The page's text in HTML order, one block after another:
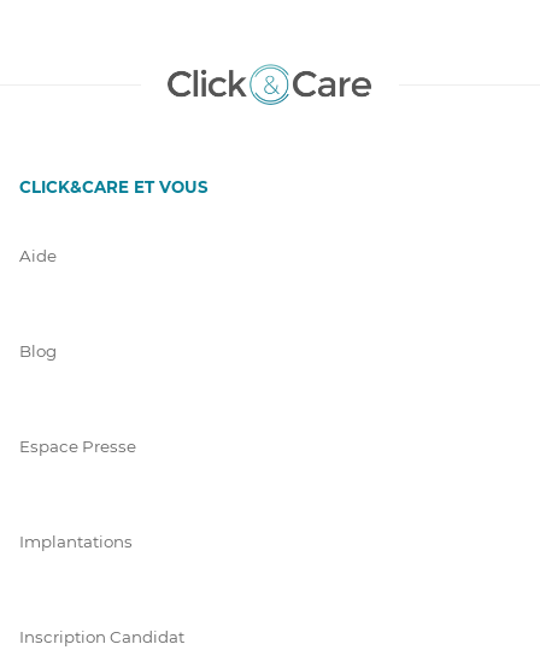
CLICK&CARE ET VOUS
Aide
Blog
Espace Presse
Implantations
Inscription Candidat